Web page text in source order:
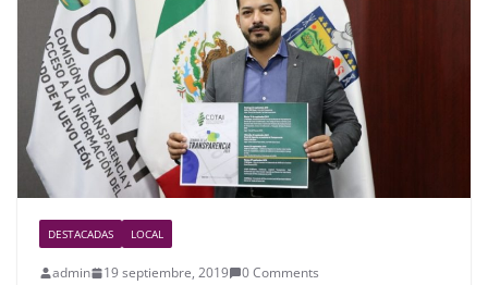
o
k
DESTACADAS LOCAL
admin 19 septiembre, 2019 0 Comments